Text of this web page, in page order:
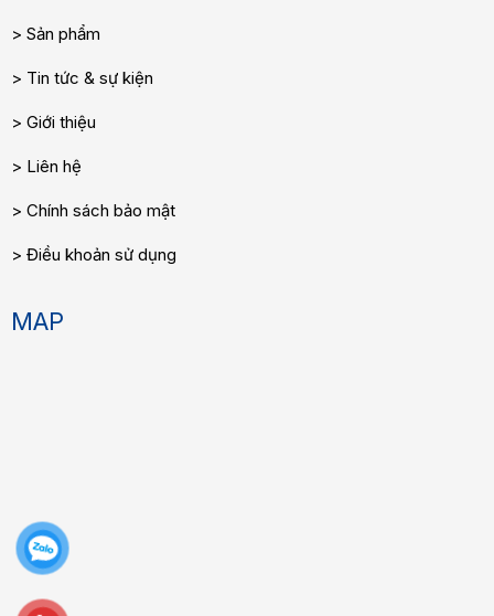
Sản phẩm
Tin tức & sự kiện
Giới thiệu
Liên hệ
Chính sách bảo mật
Điều khoản sử dụng
MAP